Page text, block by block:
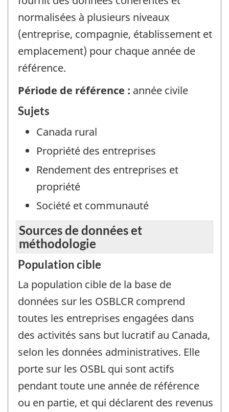
normalisées à plusieurs niveaux
(entreprise, compagnie, établissement et
emplacement) pour chaque année de
référence.
Période de référence : année civile
Sujets
Canada rural
Propriété des entreprises
Rendement des entreprises et
propriété
Société et communauté
Sources de données et
méthodologie
Population cible
La population cible de la base de
données sur les OSBLCR comprend
toutes les entreprises engagées dans
des activités sans but lucratif au Canada,
selon les données administratives. Elle
porte sur les OSBL qui sont actifs
pendant toute une année de référence
ou en partie, et qui déclarent des revenus